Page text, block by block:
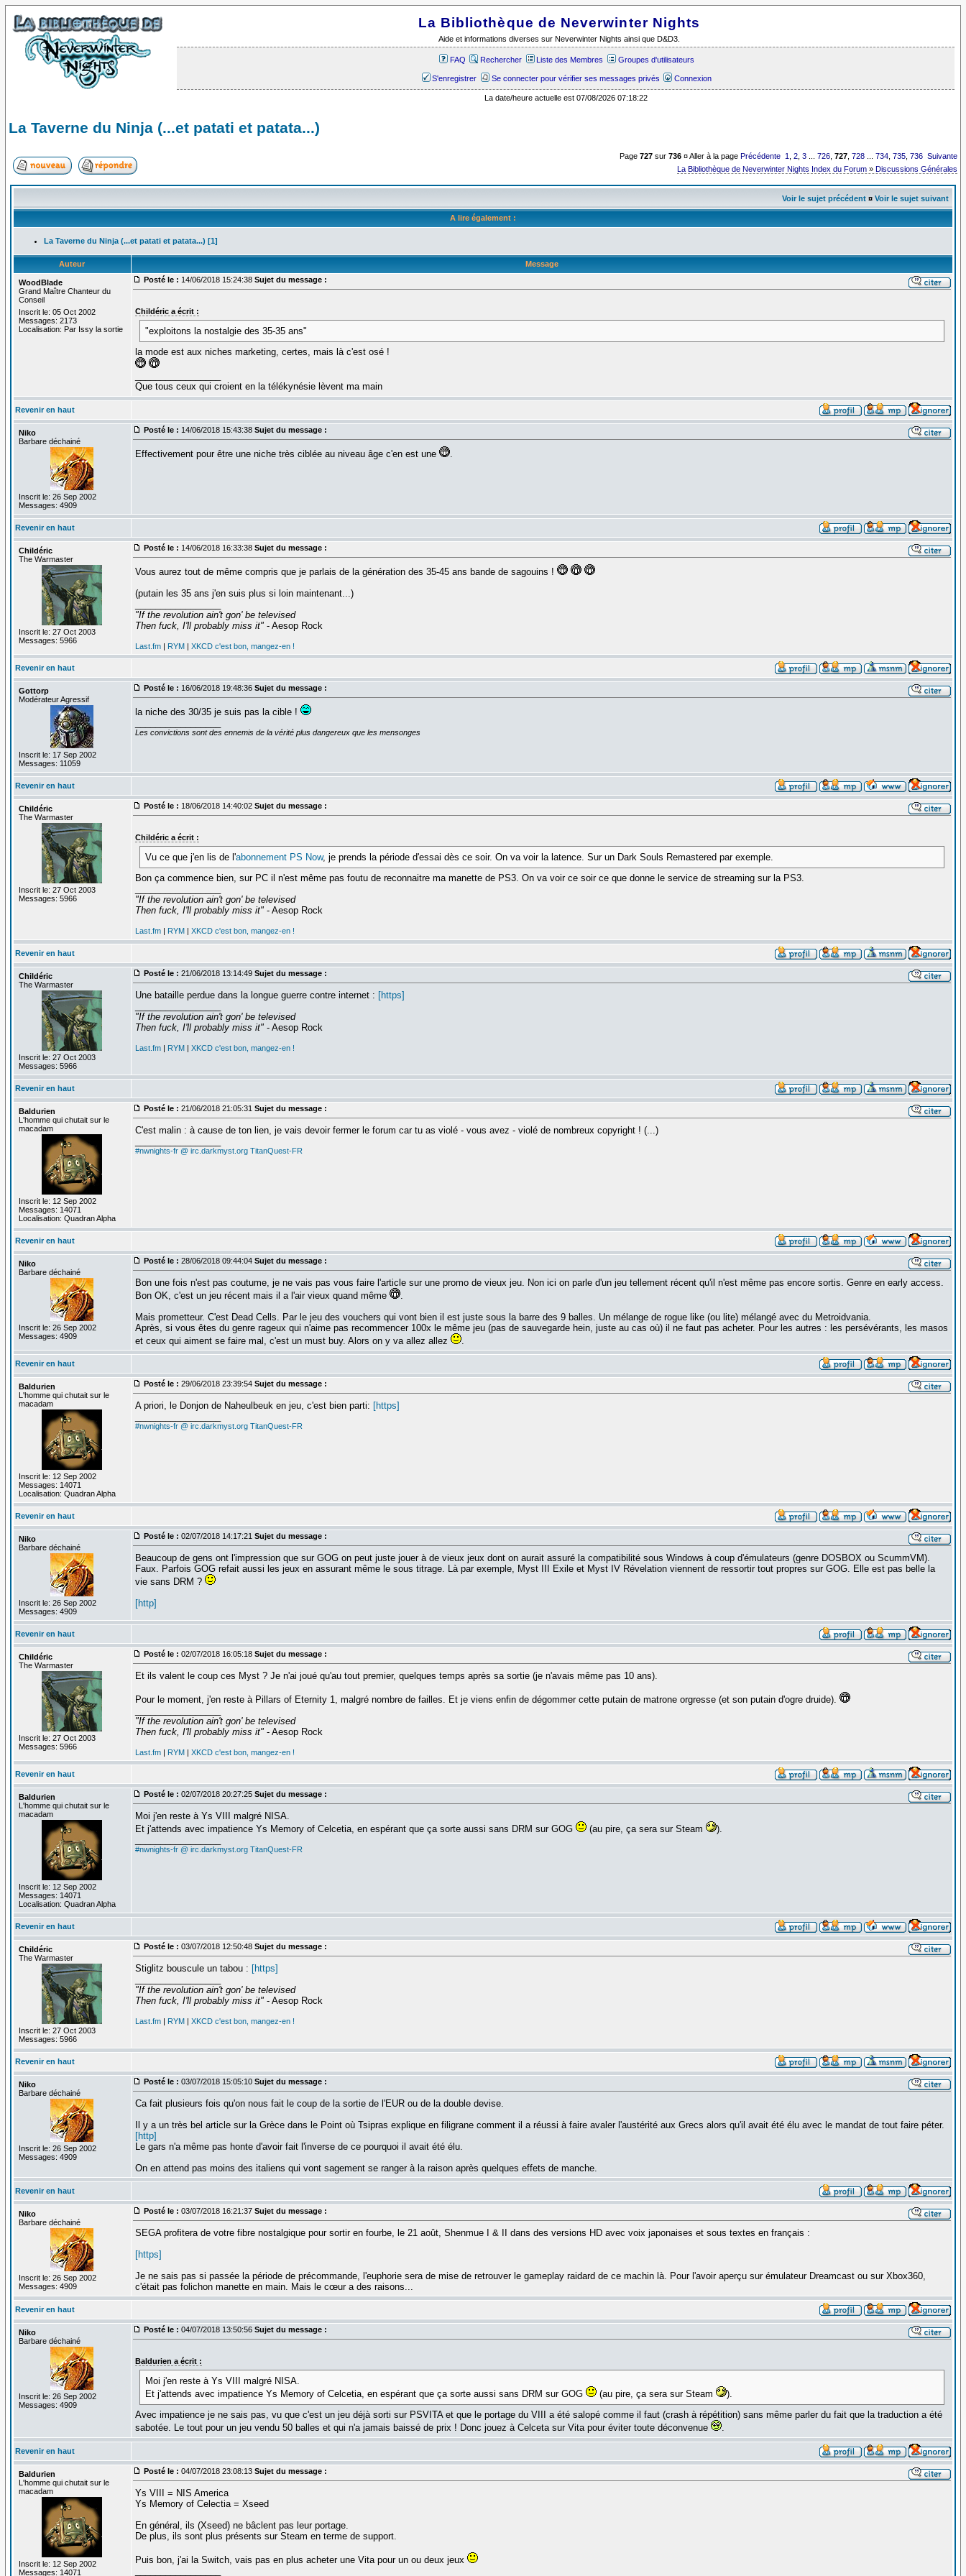
La Bibliothèque de Neverwinter Nights
Aide et informations diverses sur Neverwinter Nights ainsi que D&D3.
FAQ Rechercher Liste des Membres Groupes d'utilisateurs
S'enregistrer Se connecter pour vérifier ses messages privés Connexion
La date/heure actuelle est 07/08/2026 07:18:22
La Taverne du Ninja (...et patati et patata...)
Page727 sur736 ¤ Aller à la page Précédente 1 ,2 ,3 ...726 ,727 ,728 ...734 ,735 ,736 Suivante
La Bibliothèque de Neverwinter Nights Index du Forum »Discussions Générales
Voir le sujet précédent¤ Voir le sujet suivant
A lire également :
La Taverne du Ninja (...et patati et patata...) [1]
Auteur Message
WoodBlade
Grand Maître Chanteur du
Conseil
Inscrit le: 05 Oct 2002
Messages: 2173
Localisation: Par Issy la sortie
Posté le : 14/06/2018 15:24:38 Sujet du message :
Childéric a écrit :
"exploitons la nostalgie des 35-35 ans"
la mode est aux niches marketing, certes, mais là c'est osé !
Que tous ceux qui croient en la télékynésie lèvent ma main
Revenir en haut
Niko
Barbare déchainé
Inscrit le: 26 Sep 2002
Messages: 4909
Posté le : 14/06/2018 15:43:38 Sujet du message :
Effectivement pour être une niche très ciblée au niveau âge c'en est une .
Revenir en haut
Childéric
The Warmaster
Inscrit le: 27 Oct 2003
Messages: 5966
Posté le : 14/06/2018 16:33:38 Sujet du message :
Vous aurez tout de même compris que je parlais de la génération des 35-45 ans bande de sagouins !
(putain les 35 ans j'en suis plus si loin maintenant...)
"If the revolution ain't gon' be televised
Then fuck, I'll probably miss it"- Aesop Rock
Last.fm| RYM| XKCD c'est bon, mangez-en !
Revenir en haut
Gottorp
Modérateur Agressif
Inscrit le: 17 Sep 2002
Messages: 11059
Posté le : 16/06/2018 19:48:36 Sujet du message :
la niche des 30/35 je suis pas la cible !
Les convictions sont des ennemis de la vérité plus dangereux que les mensonges
Revenir en haut
Childéric
The Warmaster
Inscrit le: 27 Oct 2003
Messages: 5966
Posté le : 18/06/2018 14:40:02 Sujet du message :
Childéric a écrit :
Vu ce que j'en lis de l'abonnement PS Now, je prends la période d'essai dès ce soir. On va voir la latence. Sur un Dark Souls Remastered par exemple.
Bon ça commence bien, sur PC il n'est même pas foutu de reconnaitre ma manette de PS3. On va voir ce soir ce que donne le service de streaming sur la PS3.
"If the revolution ain't gon' be televised
Then fuck, I'll probably miss it"- Aesop Rock
Last.fm| RYM XKCD c'est bon, mangez-en !
Revenir en haut
Childéric
The Warmaster
Inscrit le: 27 Oct 2003
Messages: 5966
Posté le : 21/06/2018 13:14:49 Sujet du message :
Une bataille perdue dans la longue guerre contre internet : [https]
"If the revolution ain't gon' be televised
Then fuck, I'll probably miss it"- Aesop Rock
Last.fm| RYM| XKCD c'est bon, mangez-en !
Revenir en haut
Baldurien
L'homme qui chutait sur le
macadam
Inscrit le: 12 Sep 2002
Messages: 14071
Localisation: Quadran Alpha
Posté le : 21/06/2018 21:05:31 Sujet du message :
C'est malin : à cause de ton lien, je vais devoir fermer le forum car tu as violé - vous avez - violé de nombreux copyright ! (...)
#nwnights-fr @ irc.darkmyst.org TitanQuest-FR
Revenir en haut
Niko
Barbare déchainé
Inscrit le: 26 Sep 2002
Messages: 4909
Posté le : 28/06/2018 09:44:04 Sujet du message :
Bon une fois n'est pas coutume, je ne vais pas vous faire l'article sur une promo de vieux jeu. Non ici on parle d'un jeu tellement récent qu'il n'est même pas encore sortis. Genre en early access.
Bon OK, c'est un jeu récent mais il a l'air vieux quand même
.
Mais prometteur. C'est Dead Cells. Par le jeu des vouchers qui vont bien il est juste sous la barre des 9 balles. Un mélange de rogue like (ou lite) mélangé avec du Metroidvania.
Après, si vous êtes du genre rageux qui n'aime pas recommencer 100x le même jeu (pas de sauvegarde hein, juste au cas où) il ne faut pas acheter. Pour les autres : les persévérants, les masos
et ceux qui aiment se faire mal, c'est un must buy. Alors on y va allez allez
.
Revenir en haut
Baldurien
L'homme qui chutait sur le
macadam
Inscrit le: 12 Sep 2002
Messages: 14071
Localisation: Quadran Alpha
Posté le : 29/06/2018 23:39:54 Sujet du message :
A priori, le Donjon de Naheulbeuk en jeu, c'est bien parti: [https]
#nwnights-fr @ irc.darkmyst.org TitanQuest-FR
Revenir en haut
Niko
Barbare déchainé
Inscrit le: 26 Sep 2002
Messages: 4909
Posté le : 02/07/2018 14:17:21 Sujet du message :
Beaucoup de gens ont l'impression que sur GOG on peut juste jouer à de vieux jeux dont on aurait assuré la compatibilité sous Windows à coup d'émulateurs (genre DOSBOX ou ScummVM).
Faux. Parfois GOG refait aussi les jeux en assurant même le sous titrage. Là par exemple, Myst III Exile et Myst IV Révelation viennent de ressortir tout propres sur GOG. Elle est pas belle la
vie sans DRM ?
[http]
Revenir en haut
Childéric
The Warmaster
Inscrit le: 27 Oct 2003
Messages: 5966
Posté le : 02/07/2018 16:05:18 Sujet du message :
Et ils valent le coup ces Myst ? Je n'ai joué qu'au tout premier, quelques temps après sa sortie (je n'avais même pas 10 ans).
Pour le moment, j'en reste à Pillars of Eternity 1, malgré nombre de failles. Et je viens enfin de dégommer cette putain de matrone orgresse (et son putain d'ogre druide).
"If the revolution ain't gon' be televised
Then fuck, I'll probably miss it"- Aesop Rock
Last.fm| RYM| XKCD c'est bon, mangez-en !
Revenir en haut
Baldurien
L'homme qui chutait sur le
macadam
Inscrit le: 12 Sep 2002
Messages: 14071
Localisation: Quadran Alpha
Posté le : 02/07/2018 20:27:25 Sujet du message :
Moi j'en reste à Ys VIII malgré NISA.
Et j'attends avec impatience Ys Memory of Celcetia, en espérant que ça sorte aussi sans DRM sur GOG
(au pire, ça sera sur Steam
).
#nwnights-fr @ irc.darkmyst.org TitanQuest-FR
Revenir en haut
Childéric
The Warmaster
Inscrit le: 27 Oct 2003
Messages: 5966
Posté le : 03/07/2018 12:50:48 Sujet du message :
Stiglitz bouscule un tabou : [https]
"If the revolution ain't gon' be televised
Then fuck, I'll probably miss it"- Aesop Rock
Last.fm| RYM| XKCD c'est bon, mangez-en !
Revenir en haut
Niko
Barbare déchainé
Inscrit le: 26 Sep 2002
Messages: 4909
Posté le : 03/07/2018 15:05:10 Sujet du message :
Ca fait plusieurs fois qu'on nous fait le coup de la sortie de l'EUR ou de la double devise.
Il y a un très bel article sur la Grèce dans le Point où Tsipras explique en filigrane comment il a réussi à faire avaler l'austérité aux Grecs alors qu'il avait été élu avec le mandat de tout faire péter.
[http]
Le gars n'a même pas honte d'avoir fait l'inverse de ce pourquoi il avait été élu.
On en attend pas moins des italiens qui vont sagement se ranger à la raison après quelques effets de manche.
Revenir en haut
Niko
Barbare déchainé
Inscrit le: 26 Sep 2002
Messages: 4909
Posté le : 03/07/2018 16:21:37 Sujet du message :
SEGA profitera de votre fibre nostalgique pour sortir en fourbe, le 21 août, Shenmue I & II dans des versions HD avec voix japonaises et sous textes en français :
[https]
Je ne sais pas si passée la période de précommande, l'euphorie sera de mise de retrouver le gameplay raidard de ce machin là. Pour l'avoir aperçu sur émulateur Dreamcast ou sur Xbox360,
c'était pas folichon manette en main. Mais le cœur a des raisons...
Revenir en haut
Niko
Barbare déchainé
Inscrit le: 26 Sep 2002
Messages: 4909
Posté le : 04/07/2018 13:50:56 Sujet du message :
Baldurien a écrit :
Moi j'en reste à Ys VIII malgré NISA.
Et j'attends avec impatience Ys Memory of Celcetia, en espérant que ça sorte aussi sans DRM sur GOG
(au pire, ça sera sur Steam
).
Avec impatience je ne sais pas, vu que c'est un jeu déjà sorti sur PSVITA et que le portage du VIII a été salopé comme il faut (crash à répétition) sans même parler du fait que la traduction a été
sabotée. Le tout pour un jeu vendu 50 balles et qui n'a jamais baissé de prix ! Donc jouez à Celceta sur Vita pour éviter toute déconvenue
.
Revenir en haut
Baldurien
L'homme qui chutait sur le
macadam
Inscrit le: 12 Sep 2002
Messages: 14071
Posté le : 04/07/2018 23:08:13 Sujet du message :
Ys VIII = NIS America
Ys Memory of Celectia = Xseed
En général, ils (Xseed) ne bâclent pas leur portage.
De plus, ils sont plus présents sur Steam en terme de support.
Puis bon, j'ai la Switch, vais pas en plus acheter une Vita pour un ou deux jeux